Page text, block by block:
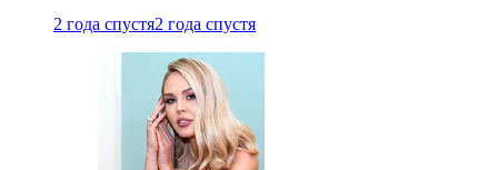
2 года спустя2 года спустя